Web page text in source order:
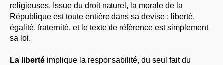
religieuses. Issue du droit naturel, la morale de la
République est toute entière dans sa devise : liberté,
égalité, fraternité, et le texte de référence est simplement
sa loi.
La liberté implique la responsabilité, du seul fait du